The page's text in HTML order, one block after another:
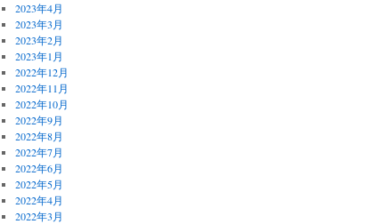
2023年4月
2023年3月
2023年2月
2023年1月
2022年12月
2022年11月
2022年10月
2022年9月
2022年8月
2022年7月
2022年6月
2022年5月
2022年4月
2022年3月